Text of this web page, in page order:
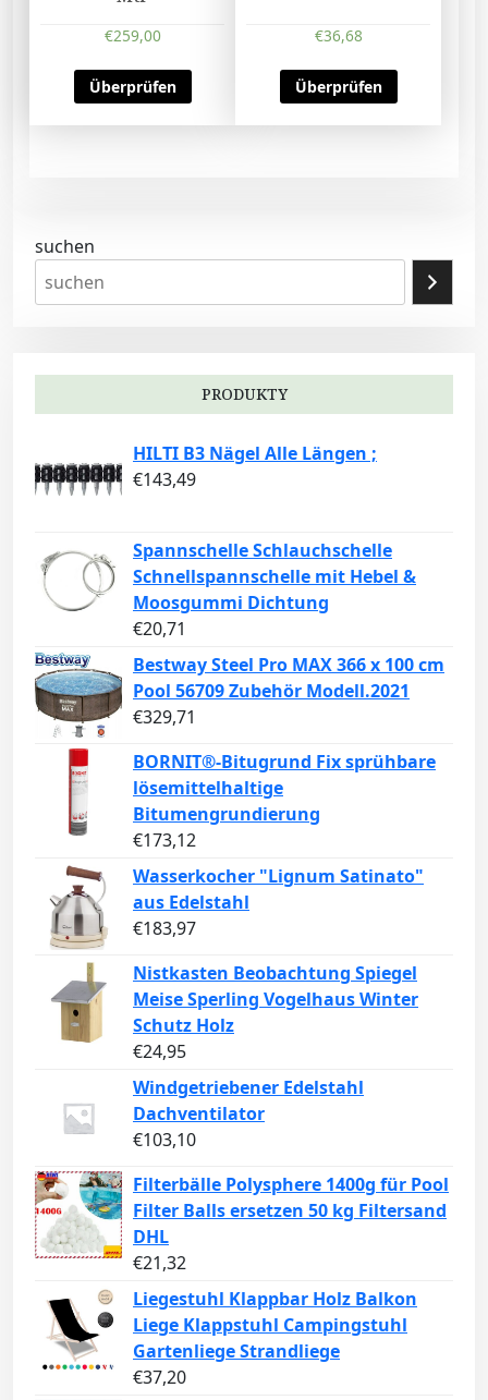
€259,00
Überprüfen
€36,68
Überprüfen
suchen
PRODUKTY
HILTI B3 Nägel Alle Längen ;
€143,49
Spannschelle Schlauchschelle
Schnellspannschelle mit Hebel &
Moosgummi Dichtung
€20,71
Bestway Steel Pro MAX 366 x 100 cm
Pool 56709 Zubehör Modell.2021
€329,71
BORNIT®-Bitugrund Fix sprühbare
lösemittelhaltige
Bitumengrundierung
€173,12
Wasserkocher "Lignum Satinato"
aus Edelstahl
€183,97
Nistkasten Beobachtung Spiegel
Meise Sperling Vogelhaus Winter
Schutz Holz
€24,95
Windgetriebener Edelstahl
Dachventilator
€103,10
Filterbälle Polysphere 1400g für Pool
Filter Balls ersetzen 50 kg Filtersand
DHL
€21,32
Liegestuhl Klappbar Holz Balkon
Liege Klappstuhl Campingstuhl
Gartenliege Strandliege
€37,20